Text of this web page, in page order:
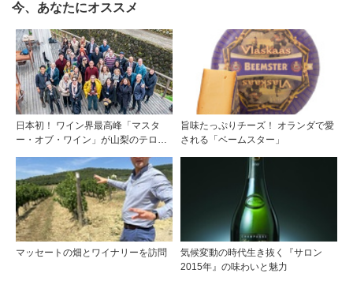
今、あなたにオススメ
日本初！ ワイン界最高峰「マスタ
ー・オブ・ワイン」が山梨のテロワ
旨味たっぷりチーズ！ オランダで愛
される「ベームスター」
マッセートの畑とワイナリーを訪問
気候変動の時代生き抜く『サロン
2015年』の味わいと魅力